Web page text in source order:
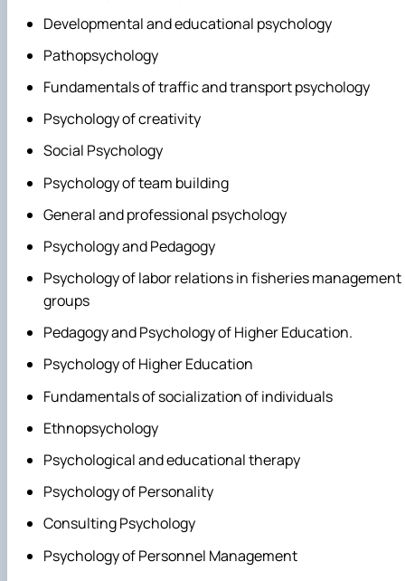
Developmental and educational psychology
Pathopsychology
Fundamentals of traffic and transport psychology
Psychology of creativity
Social Psychology
Psychology of team building
General and professional psychology
Psychology and Pedagogy
Psychology of labor relations in fisheries management
groups
Pedagogy and Psychology of Higher Education.
Psychology of Higher Education
Fundamentals of socialization of individuals
Ethnopsychology
Psychological and educational therapy
Psychology of Personality
Consulting Psychology
Psychology of Personnel Management